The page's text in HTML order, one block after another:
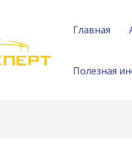
Главная
Полезная